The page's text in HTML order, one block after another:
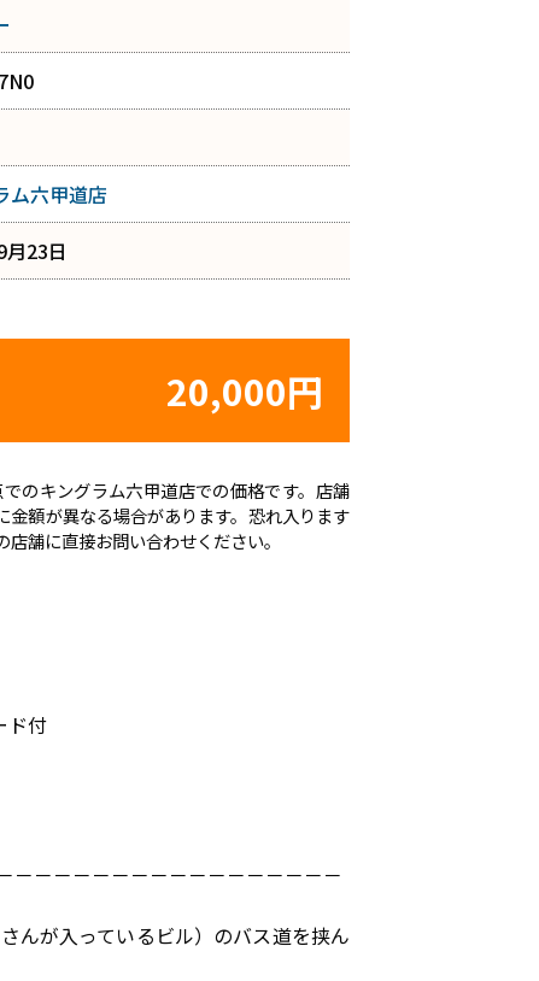
ム六甲道店
23日
20,000円
のキングラム六甲道店での価格です。店舗
金額が異なる場合があります。恐れ入ります
舗に直接お問い合わせください。
ド付
－－－－－－－－－－－－－－－－－
んが入っているビル）のバス道を挟ん